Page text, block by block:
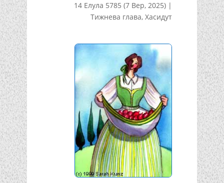
14 Елула 5785 (7 Вер, 2025) |
Тижнева глава,Хасидут